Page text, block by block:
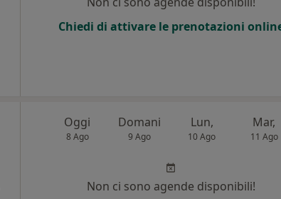
Chiedi di attivare le prenotazioni
Oggi
8 Ago
Domani
9 Ago
Lun,
10 Ago
Mar,
11 Ago
Non ci sono agende disponibili!